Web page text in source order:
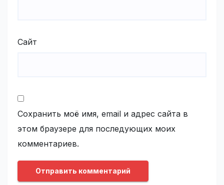
Сайт
Сохранить моё имя, email и адрес сайта в
этом браузере для последующих моих
комментариев.